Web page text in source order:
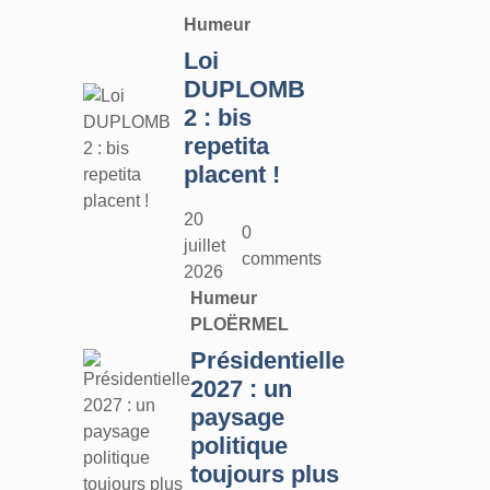
Humeur
Loi
DUPLOMB
2 : bis
repetita
placent !
20
juillet
2026
0
comments
Humeur
PLOËRMEL
Présidentielle
2027 : un
paysage
politique
toujours plus